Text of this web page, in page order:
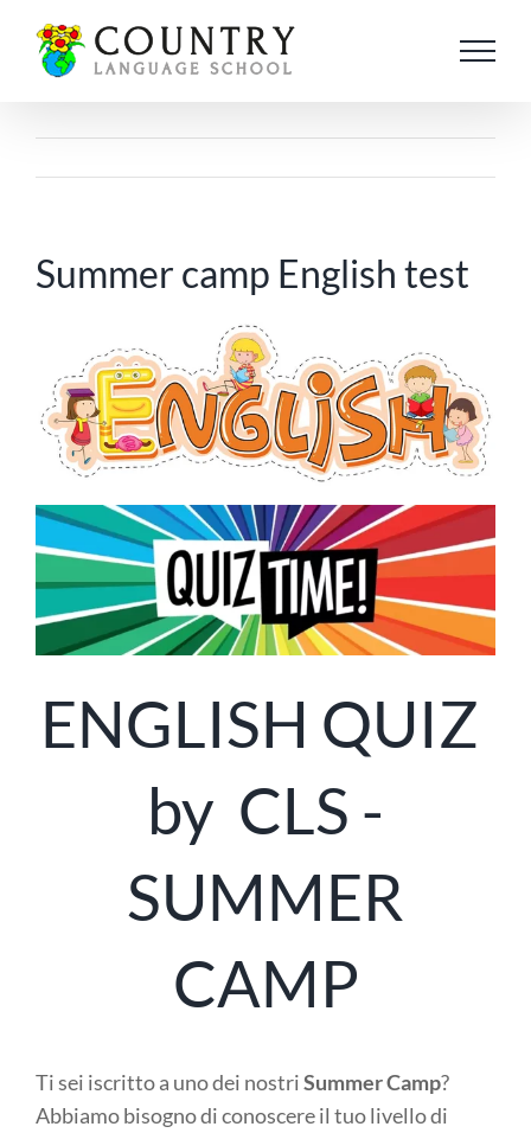
contenuto
Summer camp English test
ENGLISH QUIZ
by CLS -
SUMMER
CAMP
Ti sei iscritto a uno dei nostriSummer Camp?
Abbiamo bisogno di conoscere il tuo livello di